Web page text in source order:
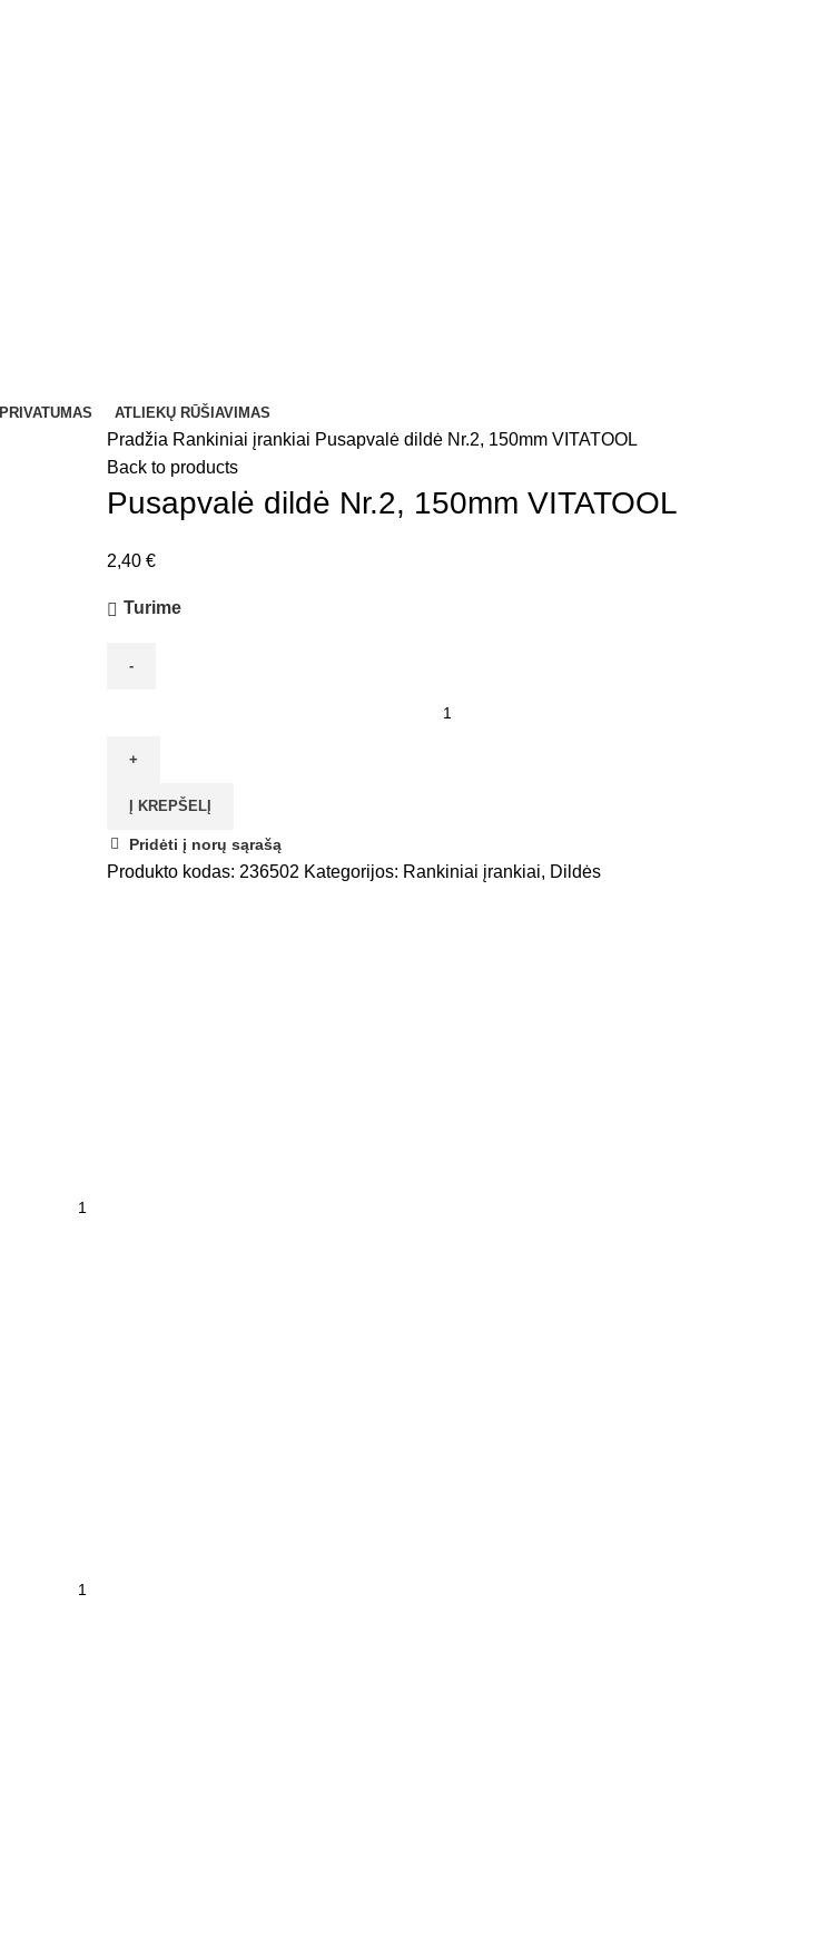
PRIVATUMAS ATLIEKŲ RŪŠIAVIMAS
Pradžia Rankiniai įrankiai Pusapvalė dildė Nr.2, 150mm VITATOOL
Back to products
Pusapvalė dildė Nr.2, 150mm VITATOOL
2,40 €
Turime
Pusapvalė
Nr.2,
150mm
VITATOOL
Į KREPŠELĮ
Pridėti į norų sąrašą
Produkto kodas: 236502 Kategorijos: Rankiniai įrankiai, Dildės